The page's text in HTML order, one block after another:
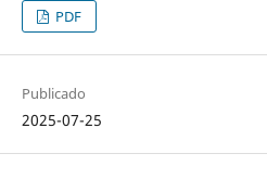
PDF
Publicado
2025-07-25